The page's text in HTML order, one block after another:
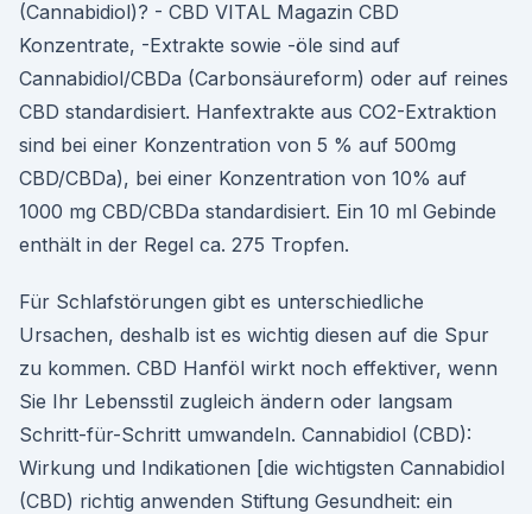
(Cannabidiol)? - CBD VITAL Magazin CBD
Konzentrate, -Extrakte sowie -öle sind auf
Cannabidiol/CBDa (Carbonsäureform) oder auf reines
CBD standardisiert. Hanfextrakte aus CO2-Extraktion
sind bei einer Konzentration von 5 % auf 500mg
CBD/CBDa), bei einer Konzentration von 10% auf
1000 mg CBD/CBDa standardisiert. Ein 10 ml Gebinde
enthält in der Regel ca. 275 Tropfen.
Für Schlafstörungen gibt es unterschiedliche
Ursachen, deshalb ist es wichtig diesen auf die Spur
zu kommen. CBD Hanföl wirkt noch effektiver, wenn
Sie Ihr Lebensstil zugleich ändern oder langsam
Schritt-für-Schritt umwandeln. Cannabidiol (CBD):
Wirkung und Indikationen [die wichtigsten Cannabidiol
(CBD) richtig anwenden Stiftung Gesundheit: ein